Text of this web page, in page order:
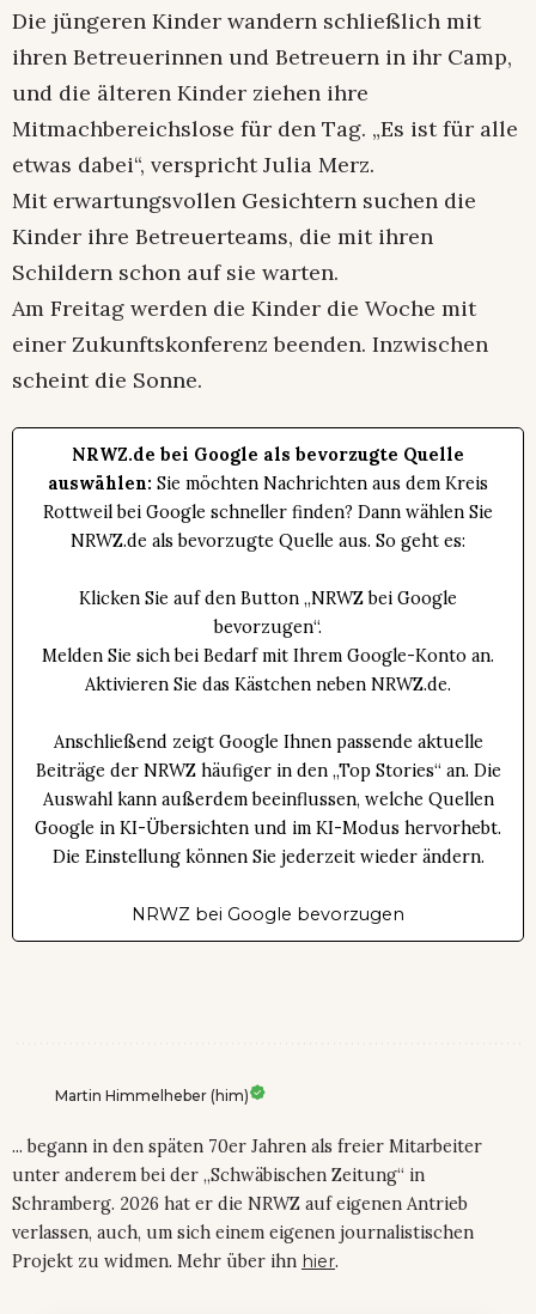
Die jüngeren Kinder wandern schließlich mit
ihren Betreuerinnen und Betreuern in ihr Camp,
und die älteren Kinder ziehen ihre
Mitmachbereichslose für den Tag. „Es ist für alle
etwas dabei“, verspricht Julia Merz.
Mit erwartungsvollen Gesichtern suchen die
Kinder ihre Betreuerteams, die mit ihren
Schildern schon auf sie warten.
Am Freitag werden die Kinder die Woche mit
einer Zukunftskonferenz beenden. Inzwischen
scheint die Sonne.
NRWZ.de bei Google als bevorzugte Quelle
auswählen: Sie möchten Nachrichten aus dem Kreis
Rottweil bei Google schneller finden? Dann wählen Sie
NRWZ.de als bevorzugte Quelle aus. So geht es:
Klicken Sie auf den Button „NRWZ bei Google
bevorzugen“.
Melden Sie sich bei Bedarf mit Ihrem Google-Konto an.
Aktivieren Sie das Kästchen neben NRWZ.de.
Anschließend zeigt Google Ihnen passende aktuelle
Beiträge der NRWZ häufiger in den „Top Stories“ an. Die
Auswahl kann außerdem beeinflussen, welche Quellen
Google in KI-Übersichten und im KI-Modus hervorhebt.
Die Einstellung können Sie jederzeit wieder ändern.
NRWZ bei Google bevorzugen
Martin Himmelheber (him)
... begann in den späten 70er Jahren als freier Mitarbeiter
unter anderem bei der „Schwäbischen Zeitung“ in
Schramberg. 2026 hat er die NRWZ auf eigenen Antrieb
verlassen, auch, um sich einem eigenen journalistischen
Projekt zu widmen. Mehr über ihn hier.